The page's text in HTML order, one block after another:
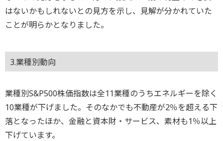
はないかもしれないとの見方を示し、見解が分かれていた
ことが明らかとなりました。
3.業種別動向
業種別S&P500株価指数は全11業種のうちエネルギーを除く
10業種が下げました。そのなかでも不動産が2％を超える下
落となったほか、金融と資本財・サービス、素材も1％以上
下げています。